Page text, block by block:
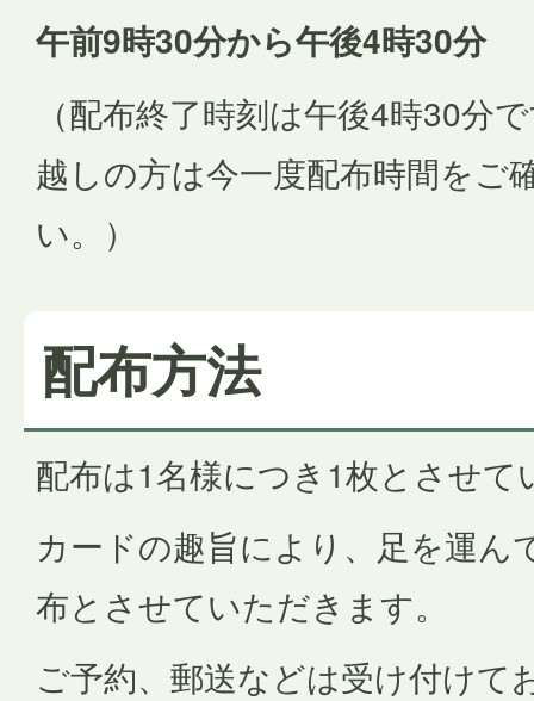
午前9時30分から午後4時30分
（配布終了時刻は午後4時30分
越しの方は今一度配布時間をご
い。）
配布方法
配布は1名様につき1枚とさせて
カードの趣旨により、足を運ん
布とさせていただきます。
ご予約、郵送などは受け付けて